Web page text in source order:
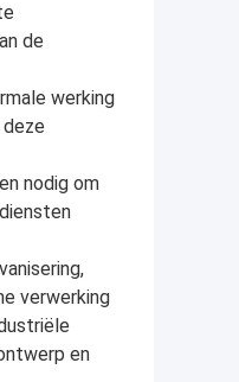
de
werking
nodig om
verwerking
en